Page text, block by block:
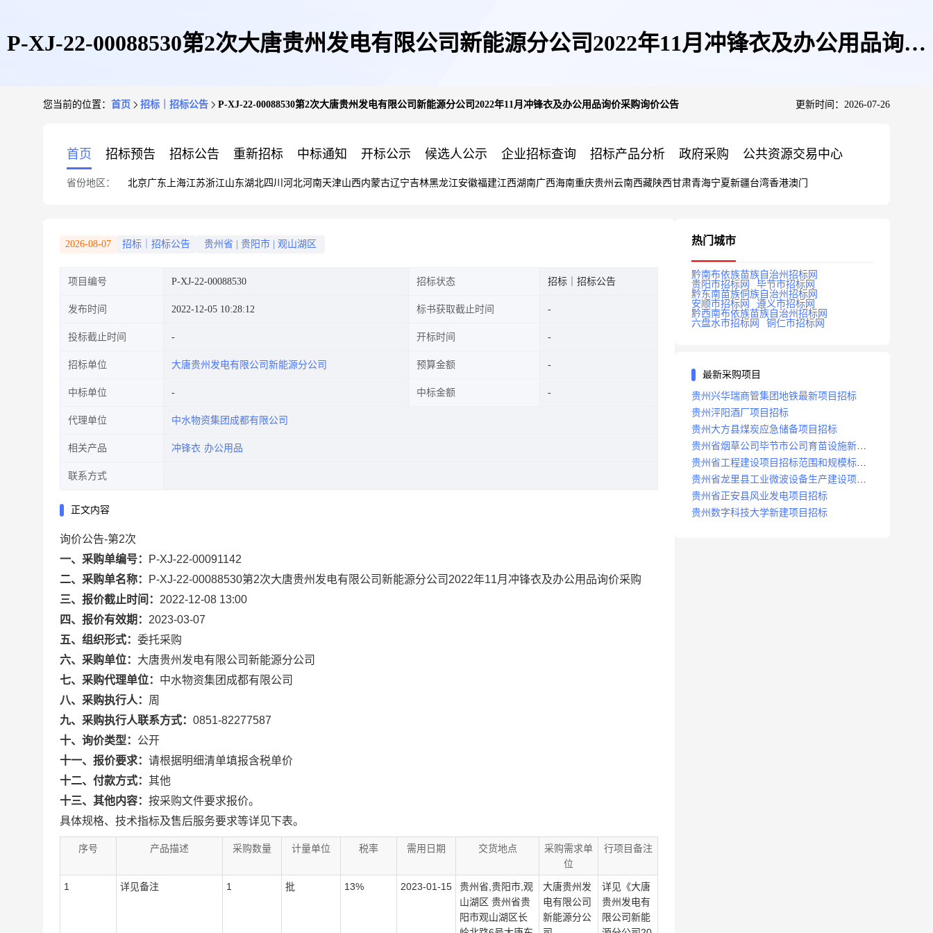
P-XJ-22-00088530第2次大唐贵州发电有限公司新能源分公司2022年11月冲锋衣及办公用品询价
您当前的位置： 首页 招标｜招标公告 P-XJ-22-00088530第2次大唐贵州发电有限公司新能源分公司2022年11月冲锋衣及办公用品询价采购询价公告 更新时间：2026-07-26
首页 招标预告 招标公告 重新招标 中标通知 开标公示 候选人公示 企业招标查询 招标产品分析 政府采购 公共资源交易中心
省份地区： 北京广东 上海江苏浙江山东湖北四川 河北河南天津山西内蒙古辽宁吉林黑龙江安徽福建江西湖南广西海南重庆贵州 云南西藏陕西甘肃青海宁夏新疆台湾香港澳门
2026-08-07 招标｜招标公告 贵州省 贵阳市 观山湖区
项目编号 P-XJ-22-00088530 招标状态 招标｜招标公告
发布时间 2022-12-05 10:28:12 标书获取截止时间
投标截止时间 开标时间
招标单位 大唐贵州发电有限公司新能源分公司 预算金额
中标单位 中标金额
代理单位 中水物资集团成都有限公司
相关产品 冲锋衣 办公用品
联系方式
正文内容
询价公告-第2次
一、采购单编号：
P-XJ-22-00091142
二、采购单名称：
P-XJ-22-00088530第2次大唐贵州发电有限公司新能源分公司2022年11月冲锋衣及办公用品询价采购
三、报价截止时间： 2022-12-08 13:00
四、报价有效期： 2023-03-07
五、组织形式： 委托采购
六、采购单位： 大唐贵州发电有限公司新能源分公司
七、采购代理单位： 中水物资集团成都有限公司
八、采购执行人： 周
九、采购执行人联系方式： 0851-82277587
十、询价类型： 公开
十一、报价要求： 请根据明细清单填报含税单价
十二、付款方式： 其他
十三、其他内容： 按采购文件要求报价。
具体规格、技术指标及售后服务要求等详见下表。
序号 产品描述 采购数量 计量单位 税率 需用日期 交货地点
采购需求单
位
行项目备注
1 详见备注 1 批 13% 2023-01-15
贵州省,贵阳市,观
山湖区 贵州省贵
阳市观山湖区长
大唐贵州发
电有限公司
新能源分公
详见《大唐
贵州发电有
限公司新能
热门城市
黔南布依族苗族自治州招标网
贵阳市招标网
毕节市招标网
黔东南苗族侗族自治州招标网
安顺市招标网
遵义市招标网
黔西南布依族苗族自治州招标网
六盘水市招标网
铜仁市招标网
最新采购项目
贵州兴华瑞商管集团地铁最新项目招标
贵州泙阳酒厂项目招标
贵州大方县煤炭应急储备项目招标
贵州省烟草公司毕节市公司育苗设施新建
及修复项目招标公告
贵州省工程建设项目招标范围和规模标准
规定
贵州省龙里县工业微波设备生产建设项目
招标
贵州省正安县风业发电项目招标
贵州数字科技大学新建项目招标